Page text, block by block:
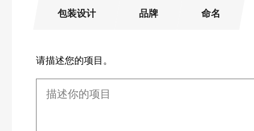
包装设计 品牌 命名
请描述您的项目。